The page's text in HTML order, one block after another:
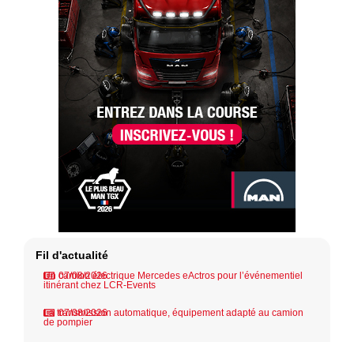
Fil d'actualité
07/08/2026
Un camion électrique Mercedes eActros pour l’événementiel
itinérant chez LCR-Events
07/08/2026
La transmission automatique, équipement adapté au camion
de pompier